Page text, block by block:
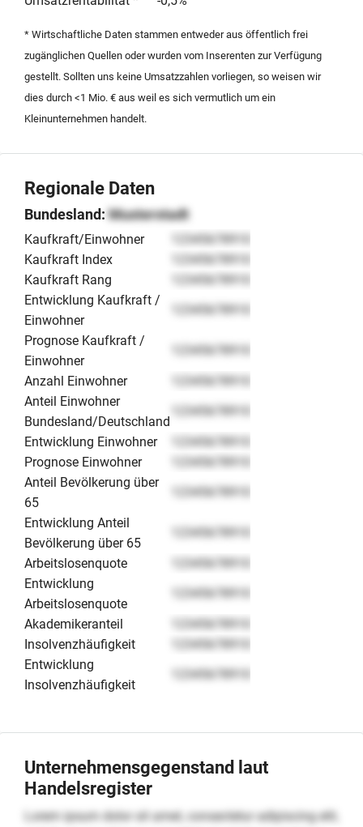
* Wirtschaftliche Daten stammen entweder aus öffentlich frei
zugänglichen Quellen oder wurden vom Inserenten zur Verfügung
gestellt. Sollten uns keine Umsatzzahlen vorliegen, so weisen wir
dies durch <1 Mio. € aus weil es sich vermutlich um ein
Kleinunternehmen handelt.
Regionale Daten
Bundesland:Musterstadt
Kaufkraft/Einwohner
12345678910
Kaufkraft Index
12345678910
Kaufkraft Rang
12345678910
Entwicklung Kaufkraft /
Einwohner
12345678910
Prognose Kaufkraft /
Einwohner
12345678910
Anzahl Einwohner
12345678910
Anteil Einwohner
Bundesland/Deutschland
12345678910
Entwicklung Einwohner
12345678910
Prognose Einwohner
12345678910
Anteil Bevölkerung über
65
12345678910
Entwicklung Anteil
Bevölkerung über 65
12345678910
Arbeitslosenquote
12345678910
Entwicklung
Arbeitslosenquote
12345678910
Akademikeranteil
12345678910
Insolvenzhäufigkeit
12345678910
Entwicklung
Insolvenzhäufigkeit
12345678910
Unternehmensgegenstand laut
Handelsregister
Lorem ipsum dolor sit amet, consectetur adipiscing elit,